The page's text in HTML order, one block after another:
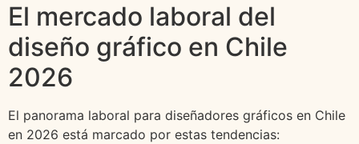
El mercado laboral del
diseño gráfico en Chile
2026
El panorama laboral para diseñadores gráficos en Chile
en 2026 está marcado por estas tendencias: